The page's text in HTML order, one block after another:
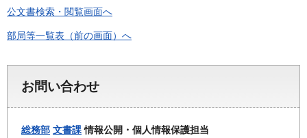
公文書検索・閲覧画面へ
部局等一覧表（前の画面）へ
お問い合わせ
総務部 文書課情報公開・個人情報保護担当